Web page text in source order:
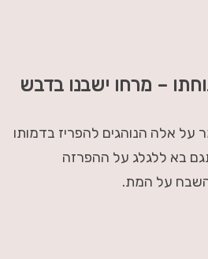
– מרחו ישבנו בדבש
על אלה הנוהגים להפריז בדמותו
בא ללגלג על ההפרזה
על המת.